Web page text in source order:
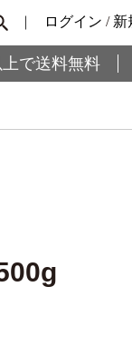
ログイン / 新
上で送料無料